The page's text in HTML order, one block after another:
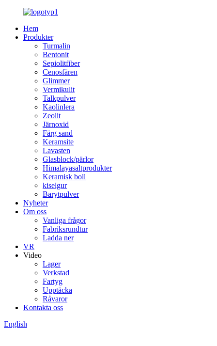
Hem
Produkter
Turmalin
Bentonit
Sepiolitfiber
Cenosfären
Glimmer
Vermikulit
Talkpulver
Kaolinlera
Zeolit
Järnoxid
Färg sand
Keramsite
Lavasten
Glasblock/pärlor
Himalayasaltprodukter
Keramisk boll
kiselgur
Barytpulver
Nyheter
Om oss
Vanliga frågor
Fabriksrundtur
Ladda ner
VR
Video
Lager
Verkstad
Fartyg
Upptäcka
Råvaror
Kontakta oss
English